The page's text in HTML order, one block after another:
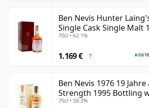
Ben Nevis Hunter
Single Cask Single Malt
alt
70cl • 62.1%
1.169 € ?
Ben Nevis 1976 19 Jahre
Strength 1995 Bottling
75cl • 58.3%